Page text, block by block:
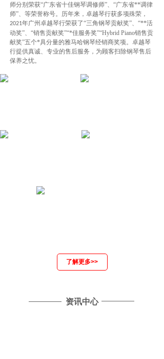
了解更多>>
师分别荣获“广东省十佳钢琴调修师”、“广东省**调律
师”、等荣誉称号。历年来，卓越琴行获多项殊荣，
2021年广州卓越琴行荣获了“三角钢琴贡献奖”、“**活
动奖”、“销售贡献奖”“*佳服务奖”“Hybrid Piano销售贡
献奖”五个*具分量的雅马哈钢琴经销商奖项。卓越琴
行提供真诚、专业的售后服务，为顾客扫除钢琴售后
保养之忧。
资讯中心